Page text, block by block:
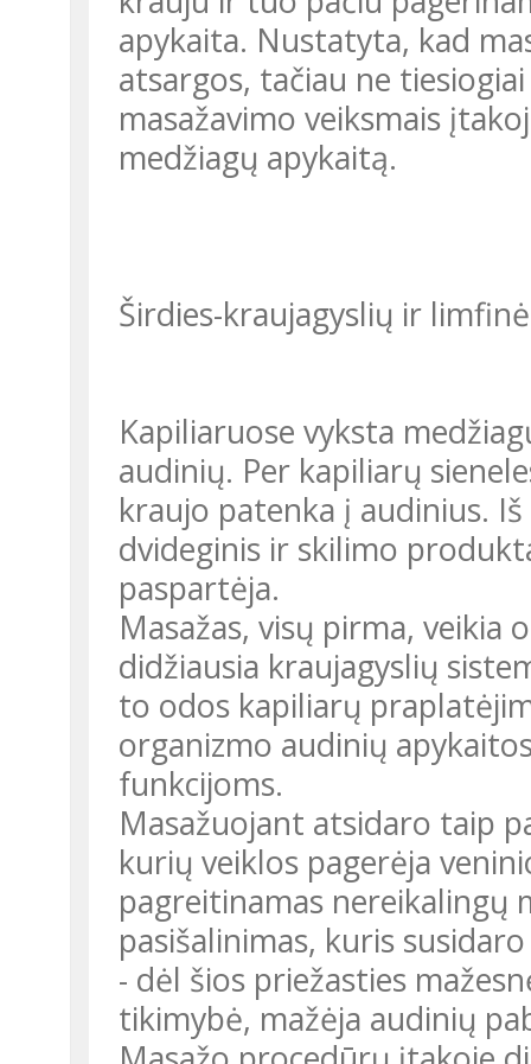
apykaita. Nustatyta, kad
atsargos, tačiau ne
masažavimo veiksmais
medžiagų apykaitą.
Širdies-kraujagyslių ir
Kapiliaruose vyksta
audinių. Per kapiliarų
kraujo patenka į audinius.
dvideginis ir skilimo
paspartėja.
Masažas, visų pirma, veikia
didžiausia kraujagyslių
to odos kapiliarų
organizmo audinių
funkcijoms.
Masažuojant atsidaro taip
kurių veiklos pagerėja
pagreitinamas nereikalingų
pasišalinimas, kuris
- dėl šios priežasties
tikimybė, mažėja audinių